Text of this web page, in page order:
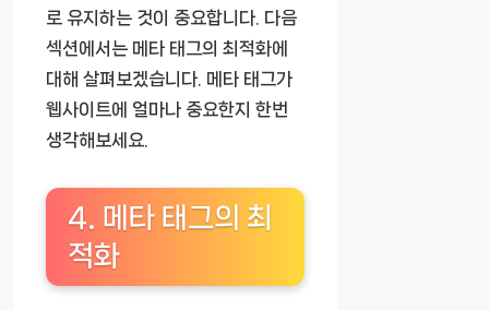
로 유지하는 것이 중요합니다. 다음
섹션에서는 메타 태그의 최적화에
대해 살펴보겠습니다. 메타 태그가
웹사이트에 얼마나 중요한지 한번
생각해보세요.
4. 메타 태그의 최
적화